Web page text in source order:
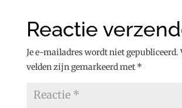
Reactie
Je e-mailadres wordt niet gepubliceerd.
velden zijn gemarkeerd met *